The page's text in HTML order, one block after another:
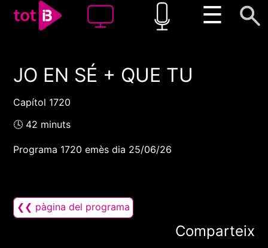
☰
00:00 00:00
JO EN SÉ + QUE TU
Capítol 1720
🕓 42 minuts
Programa 1720 emès dia 25/06/26
❮❮ pàgina del programa
Comparteix